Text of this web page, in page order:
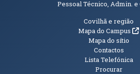
Pessoal Técnico, Admin. e
InformaçõesCovilhã e região
Mapa do Campus
Mapa do sítio
Contactos
Lista Telefónica
Procurar